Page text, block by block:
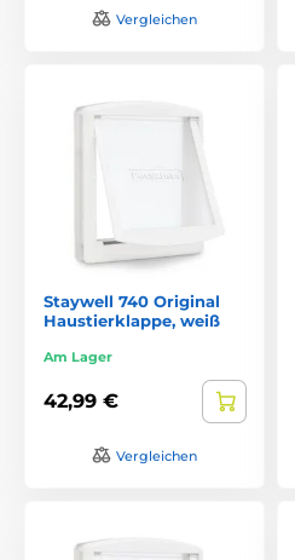
Vergleichen
Staywell 740 Original
Haustierklappe, weiß
Am Lager
42,99 €
Vergleichen